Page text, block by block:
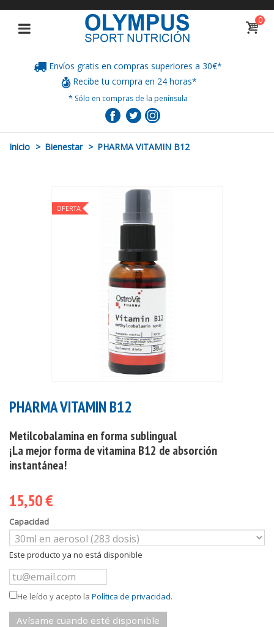
0
Envíos gratis en compras superiores a 30€*
Recibe tu compra en 24 horas*
* Sólo en compras de la península
Inicio > Bienestar > PHARMA VITAMIN B12
OFERTA
PHARMA VITAMIN B12
Metilcobalamina en forma sublingual
¡La mejor forma de vitamina B12 de absorción
instantánea!
15,50 €
Capacidad
Este producto ya no está disponible
He leído y acepto la Política de privacidad.
Avísame cuando esté disponible